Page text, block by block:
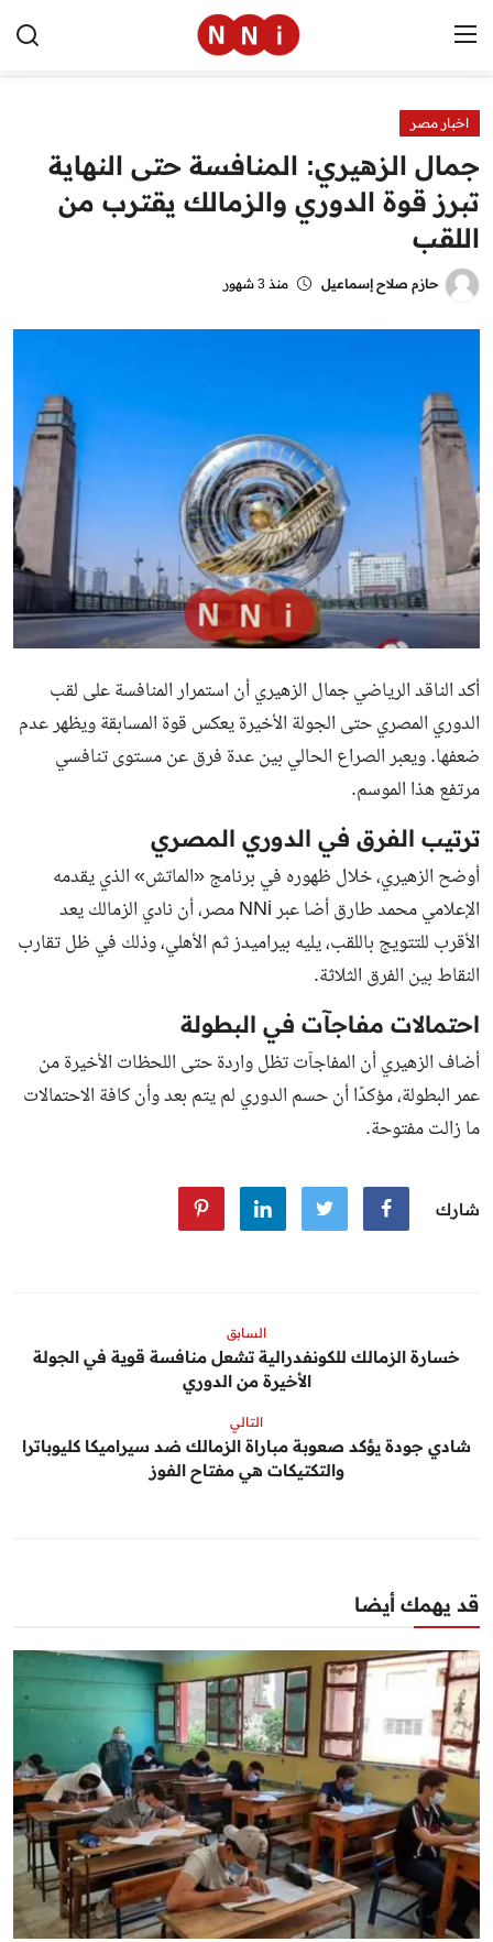
الرئيسية
اخبار مصر
العالم
الرياضة
مال وأعمال
التعليم
منوعات
اخبار مصر
جمال الزهيري: المنافسة حتى النهاية
تبرز قوة الدوري والزمالك يقترب من
اللقب
حازم صلاح إسماعيل منذ 3 شهور
أكد الناقد الرياضي جمال الزهيري أن استمرار المنافسة على لقب
الدوري المصري حتى الجولة الأخيرة يعكس قوة المسابقة ويظهر عدم
ضعفها. ويعبر الصراع الحالي بين عدة فرق عن مستوى تنافسي
مرتفع هذا الموسم.
ترتيب الفرق في الدوري المصري
أوضح الزهيري، خلال ظهوره في برنامج «الماتش» الذي يقدمه
الإعلامي محمد طارق أضا عبر NNi مصر، أن نادي الزمالك يعد
الأقرب للتتويج باللقب، يليه بيراميدز ثم الأهلي، وذلك في ظل تقارب
النقاط بين الفرق الثلاثة.
احتمالات مفاجآت في البطولة
أضاف الزهيري أن المفاجآت تظل واردة حتى اللحظات الأخيرة من
عمر البطولة، مؤكدًا أن حسم الدوري لم يتم بعد وأن كافة الاحتمالات
ما زالت مفتوحة.
شارك
السابق
خسارة الزمالك للكونفدرالية تشعل منافسة قوية في الجولة
الأخيرة من الدوري
التالي
شادي جودة يؤكد صعوبة مباراة الزمالك ضد سيراميكا كليوباترا
والتكتيكات هي مفتاح الفوز
قد يهمك أيضا